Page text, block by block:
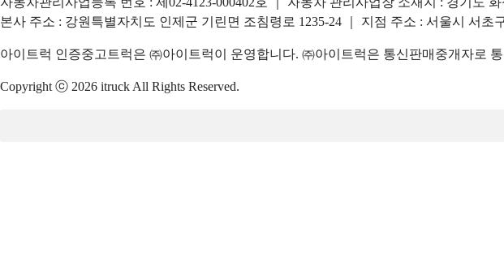
본사 주소 : 강원특별자치도 인제군 기린면 조침령로 1235-24 ｜ 지점 주소 : 서울시 서초
아이트럭 인증중고트럭은 ㈜아이트럭이 운영합니다. ㈜아이트럭은 통신판매중개자로
Copyright ⓒ 2026 itruck All Rights Reserved.